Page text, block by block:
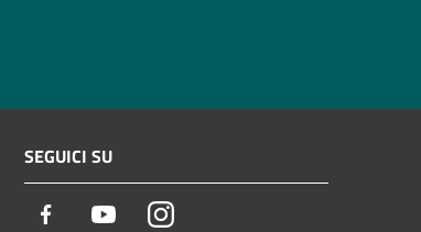
SEGUICI SU
Facebook YoutubeInstagram